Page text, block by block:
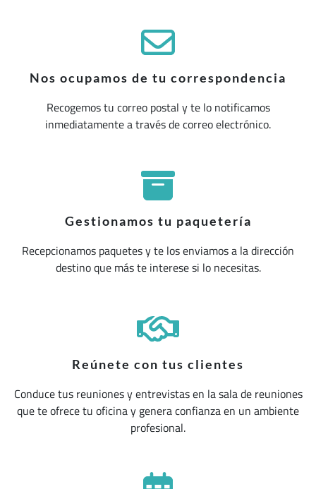
Nos ocupamos de tu correspondencia
Recogemos tu correo postal y te lo notificamos
inmediatamente a través de correo electrónico.
Gestionamos tu paquetería
Recepcionamos paquetes y te los enviamos a la dirección
destino que más te interese si lo necesitas.
Reúnete con tus clientes
Conduce tus reuniones y entrevistas en la sala de reuniones
que te ofrece tu oficina y genera confianza en un ambiente
profesional.